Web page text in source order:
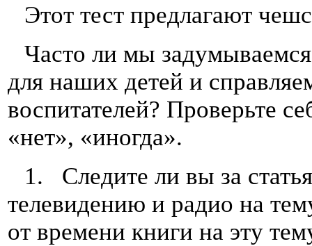
Этот тест предлагают
Часто ли мы
для наших детей и
воспитателей? Проверьте
«нет», «иногда».
1. Следите ли вы за
телевидению и радио на
от времени книги на эту